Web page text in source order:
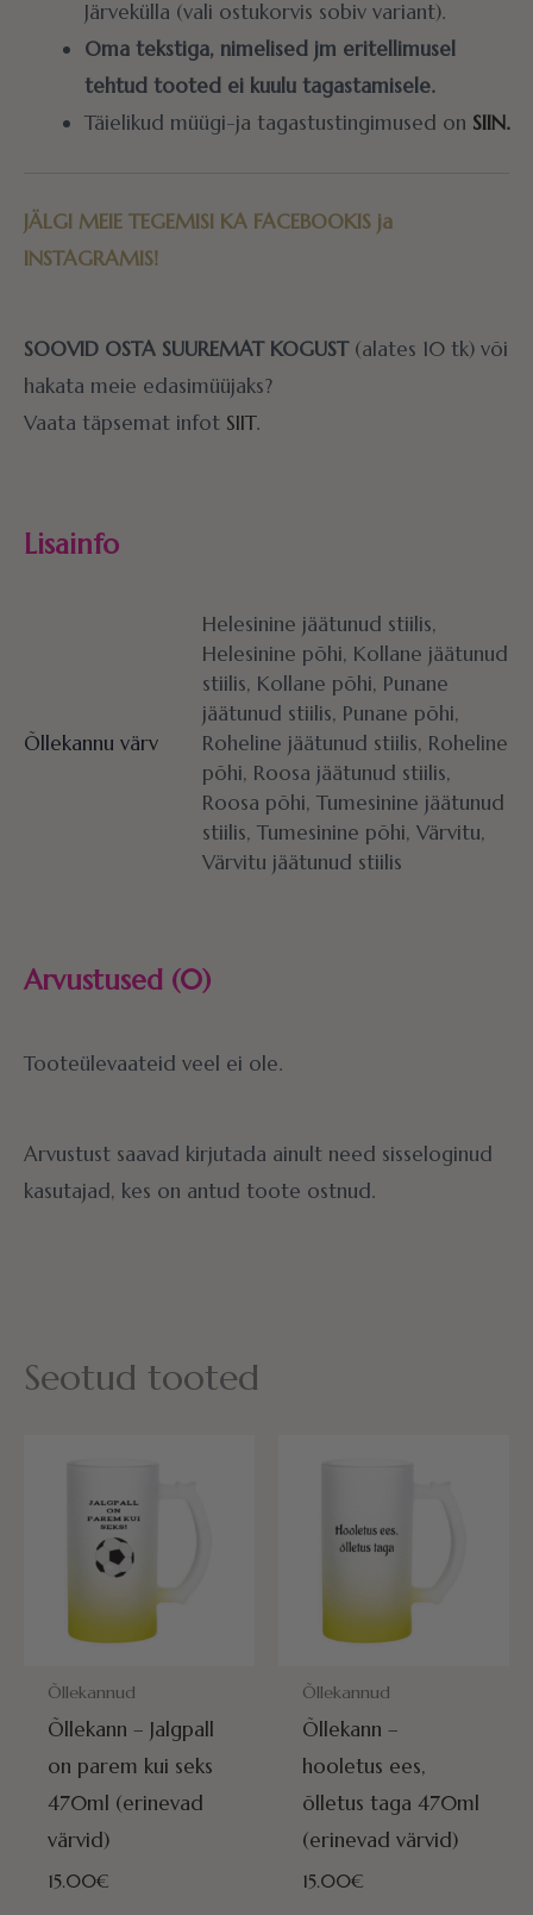
Järvekülla (vali ostukorvis sobiv variant).
Oma tekstiga, nimelised jm eritellimusel
tehtud tooted ei kuulu tagastamisele.
Täielikud müügi-ja tagastustingimused on SIIN.
JÄLGI MEIE TEGEMISI KA FACEBOOKIS ja
INSTAGRAMIS!
SOOVID OSTA SUUREMAT KOGUST(alates 10 tk) või
hakata meie edasimüüjaks?
Vaata täpsemat infot SIIT.
Lisainfo
Õllekannu värv
Helesinine jäätunud stiilis,
Helesinine põhi, Kollane jäätunud
stiilis, Kollane põhi, Punane
jäätunud stiilis, Punane põhi,
Roheline jäätunud stiilis, Roheline
põhi, Roosa jäätunud stiilis,
Roosa põhi, Tumesinine jäätunud
stiilis, Tumesinine põhi, Värvitu,
Värvitu jäätunud stiilis
Arvustused (0)
Tooteülevaateid veel ei ole.
Arvustust saavad kirjutada ainult need sisseloginud
kasutajad, kes on antud toote ostnud.
Seotud tooted
POSTITAMISEKS VALMIS HOMME!
Õllekannud
Õllekann – Jalgpall
on parem kui seks
470ml (erinevad
värvid)
15.00€
POSTITAMISEKS VALMIS
Õllekannud
Õllekann –
hooletus ees,
õlletus taga 470ml
(erinevad värvid)
15.00€